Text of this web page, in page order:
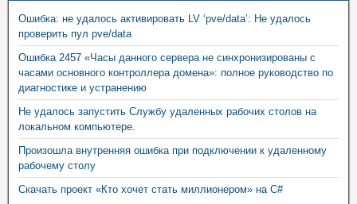
Ошибка: не удалось активировать LV ‘pve/data’: Не удалось
проверить пул pve/data
Ошибка 2457 «Часы данного сервера не синхронизированы с
часами основного контроллера домена»: полное руководство по
диагностике и устранению
Не удалось запустить Службу удаленных рабочих столов на
локальном компьютере.
Произошла внутренняя ошибка при подключении к удаленному
рабочему столу
Скачать проект «Кто хочет стать миллионером» на C#